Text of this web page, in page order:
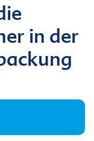
in der